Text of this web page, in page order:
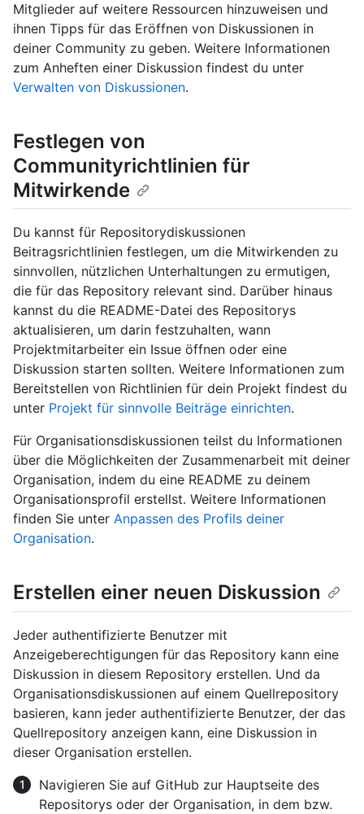
Mitglieder auf weitere Ressourcen hinzuweisen und
ihnen Tipps für das Eröffnen von Diskussionen in
deiner Community zu geben. Weitere Informationen
zum Anheften einer Diskussion findest du unter
Verwalten von Diskussionen.
Festlegen von
Communityrichtlinien für
Mitwirkende
Du kannst für Repositorydiskussionen
Beitragsrichtlinien festlegen, um die Mitwirkenden zu
sinnvollen, nützlichen Unterhaltungen zu ermutigen,
die für das Repository relevant sind. Darüber hinaus
kannst du die README-Datei des Repositorys
aktualisieren, um darin festzuhalten, wann
Projektmitarbeiter ein Issue öffnen oder eine
Diskussion starten sollten. Weitere Informationen zum
Bereitstellen von Richtlinien für dein Projekt findest du
unter Projekt für sinnvolle Beiträge einrichten.
Für Organisationsdiskussionen teilst du Informationen
über die Möglichkeiten der Zusammenarbeit mit deiner
Organisation, indem du eine README zu deinem
Organisationsprofil erstellst. Weitere Informationen
finden Sie unter Anpassen des Profils deiner
Organisation.
Erstellen einer neuen Diskussion
Jeder authentifizierte Benutzer mit
Anzeigeberechtigungen für das Repository kann eine
Diskussion in diesem Repository erstellen. Und da
Organisationsdiskussionen auf einem Quellrepository
basieren, kann jeder authentifizierte Benutzer, der das
Quellrepository anzeigen kann, eine Diskussion in
dieser Organisation erstellen.
Navigieren Sie auf GitHub zur Hauptseite des
Repositorys oder der Organisation, in dem bzw.